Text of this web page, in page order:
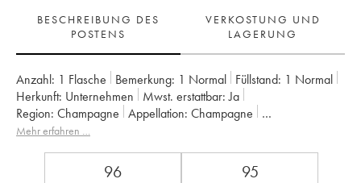
BESCHREIBUNG DES
POSTENS
VERKOSTUNG UND
LAGERUNG
Anzahl: 1 Flasche Bemerkung: 1 Normal Füllstand: 1 Normal
Herkunft:
unternehmen Mwst. erstattbar: ja
Region:
Champagne Appellation:
Champagne
Klassifizierung:
Mehr erfahren …
96 95